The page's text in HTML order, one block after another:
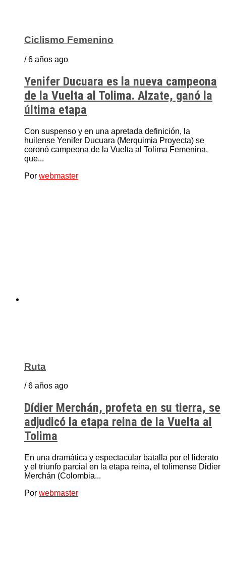
Ciclismo Femenino
/ 6 años ago
Yenifer Ducuara es la nueva campeona
de la Vuelta al Tolima. Alzate, ganó la
última etapa
Con suspenso y en una apretada definición, la
huilense Yenifer Ducuara (Merquimia Proyecta) se
coronó campeona de la Vuelta al Tolima Femenina,
que...
Por webmaster
Ruta
/ 6 años ago
Dídier Merchán, profeta en su tierra, se
adjudicó la etapa reina de la Vuelta al
Tolima
En una dramática y espectacular batalla por el liderato
y el triunfo parcial en la etapa reina, el tolimense Didier
Merchán (Colombia...
Por webmaster